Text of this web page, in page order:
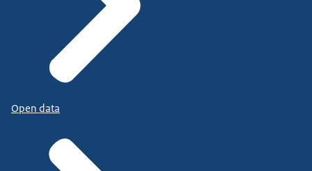
Open data